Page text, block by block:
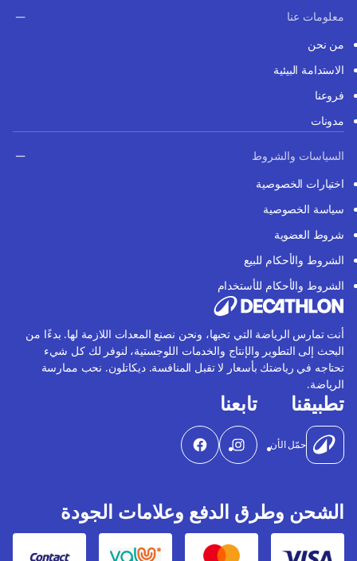
معلومات عنا
من نحن
الاستدامة البيئية
فروعنا
مدونات
السياسات والشروط
اختيارات الخصوصية
سياسة الخصوصية
شروط العضوية
الشروط والأحكام للبيع
الشروط والأحكام للأستخدام
أنت تمارس الرياضة التي تحبها، ونحن نصنع المعدات اللازمة لها. بدءًا من
البحث إلى التطوير والإنتاج والخدمات اللوجستية، لنوفر لك كل شيء
تحتاجه في رياضتك بأسعار لا تقبل المنافسة. ديكاتلون. نحب ممارسة
الرياضة.
تطبيقنا
حمّل الأن
تابعنا
الشحن وطرق الدفع وعلامات الجودة